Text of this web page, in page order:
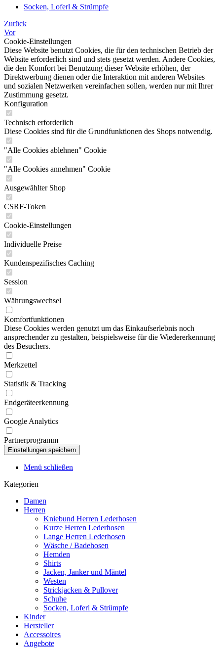
Socken, Loferl & Strümpfe
Zurück
Vor
Cookie-Einstellungen
Diese Website benutzt Cookies, die für den technischen Betrieb der
Website erforderlich sind und stets gesetzt werden. Andere Cookies,
die den Komfort bei Benutzung dieser Website erhöhen, der
Direktwerbung dienen oder die Interaktion mit anderen Websites
und sozialen Netzwerken vereinfachen sollen, werden nur mit Ihrer
Zustimmung gesetzt.
Konfiguration
Technisch erforderlich
Diese Cookies sind für die Grundfunktionen des Shops notwendig.
"Alle Cookies ablehnen" Cookie
"Alle Cookies annehmen" Cookie
Ausgewählter Shop
CSRF-Token
Cookie-Einstellungen
Individuelle Preise
Kundenspezifisches Caching
Session
Währungswechsel
Komfortfunktionen
Diese Cookies werden genutzt um das Einkaufserlebnis noch
ansprechender zu gestalten, beispielsweise für die Wiedererkennung
des Besuchers.
Merkzettel
Statistik & Tracking
Endgeräteerkennung
Google Analytics
Partnerprogramm
Menü schließen
Kategorien
Damen
Herren
Kniebund Herren Lederhosen
Kurze Herren Lederhosen
Lange Herren Lederhosen
Wäsche / Badehosen
Hemden
Shirts
Jacken, Janker und Mäntel
Westen
Strickjacken & Pullover
Schuhe
Socken, Loferl & Strümpfe
Kinder
Hersteller
Accessoires
Angebote